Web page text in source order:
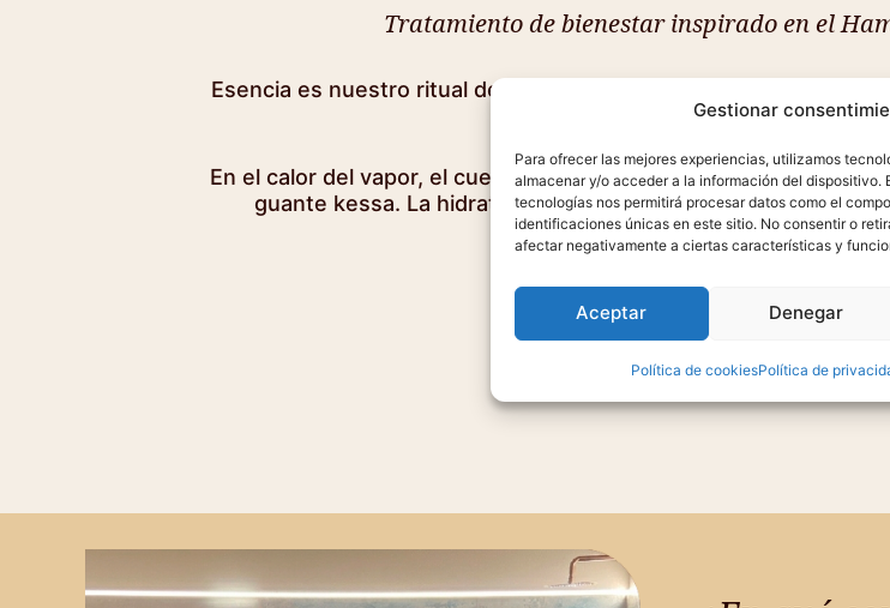
Gestionar
Para ofrecer las mejores experiencias, utilizamos
almacenar y/o acceder a la información del dispositivo.
tecnologías nos permitirá procesar datos como el
identificaciones únicas en este sitio. No consentir o
afectar negativamente a ciertas características y
Aceptar Denegar
Política de cookiesPolítica de
Tratamiento de bienestar inspirado en el
Esencia es nuestro ritual de hammam tradicional en Zaragoza,
origen del cuidado corporal y
En el calor del vapor, el cuerpo se libera de tensiones y la piel
guante kessa. La hidratación, la técnica de la burbuja de
completan un ritual íntimo
Duración 90min | 70€ por
RESERVAR TU SESIÓN